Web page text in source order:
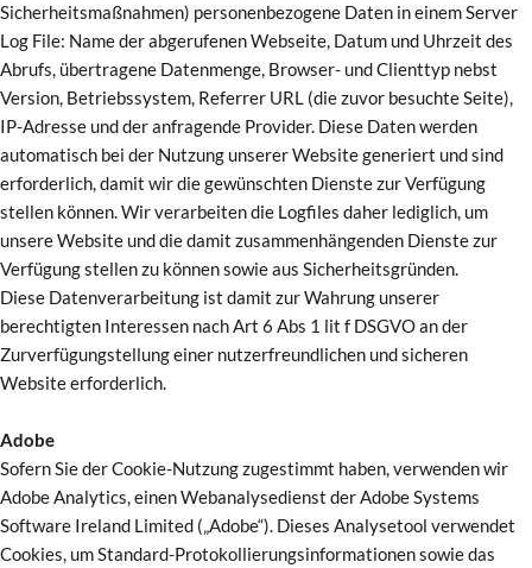
Sicherheitsmaßnahmen) personenbezogene Daten in einem Server
Log File: Name der abgerufenen Webseite, Datum und Uhrzeit des
Abrufs, übertragene Datenmenge, Browser- und Clienttyp nebst
Version, Betriebssystem, Referrer URL (die zuvor besuchte Seite),
IP-Adresse und der anfragende Provider. Diese Daten werden
automatisch bei der Nutzung unserer Website generiert und sind
erforderlich, damit wir die gewünschten Dienste zur Verfügung
stellen können. Wir verarbeiten die Logfiles daher lediglich, um
unsere Website und die damit zusammenhängenden Dienste zur
Verfügung stellen zu können sowie aus Sicherheitsgründen.
Diese Datenverarbeitung ist damit zur Wahrung unserer
berechtigten Interessen nach Art 6 Abs 1 lit f DSGVO an der
Zurverfügungstellung einer nutzerfreundlichen und sicheren
Website erforderlich.
Adobe
Sofern Sie der Cookie-Nutzung zugestimmt haben, verwenden wir
Adobe Analytics, einen Webanalysedienst der Adobe Systems
Software Ireland Limited („Adobe“). Dieses Analysetool verwendet
Cookies, um Standard-Protokollierungsinformationen sowie das